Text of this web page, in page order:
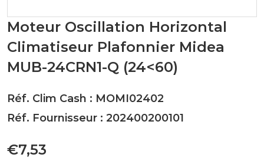
Moteur Oscillation Horizontal
Climatiseur Plafonnier Midea
MUB-24CRN1-Q (24<60)
Réf. Clim Cash : MOMI02402
Réf. Fournisseur : 202400200101
€7,53